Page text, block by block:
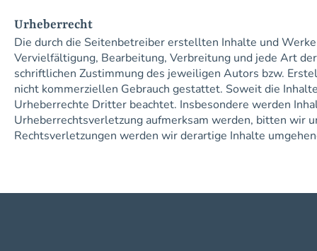
Urheberrecht
Die durch die Seitenbetreiber erstellten Inhalte und
Vervielfältigung, Bearbeitung, Verbreitung und jede Art
schriftlichen Zustimmung des jeweiligen Autors bzw.
nicht kommerziellen Gebrauch gestattet. Soweit die
Urheberrechte Dritter beachtet. Insbesondere werden
Urheberrechtsverletzung aufmerksam werden, bitten wir
Rechtsverletzungen werden wir derartige Inhalte